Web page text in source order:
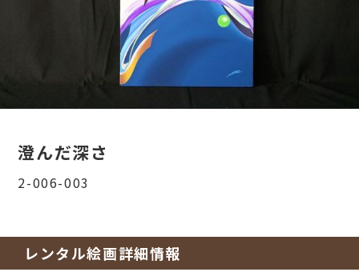
澄んだ深さ
2-006-003
レンタル絵画詳細情報